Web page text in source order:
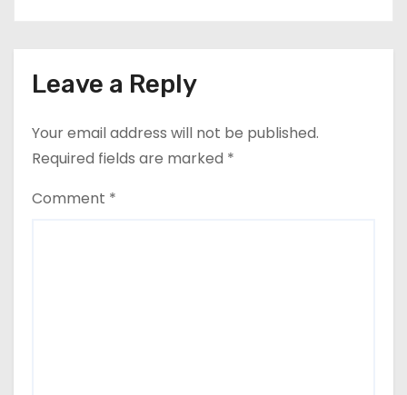
Leave a Reply
Your email address will not be published.
Required fields are marked *
Comment *